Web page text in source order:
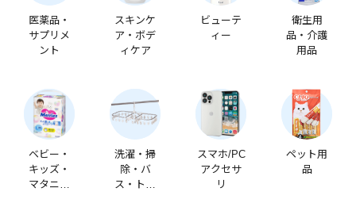
医薬品・
サプリメ
ント
スキンケ
ア・ボデ
ィケア
ビューテ
ィー
衛生用
品・介護
用品
ベビー・
キッズ・
マタニテ
洗濯・掃
除・バ
ス・トイ
スマホ/PC
アクセサ
リ
ペット用
品